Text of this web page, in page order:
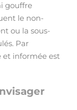
gouffre
le non-
ou la sous-
Par
et informée est